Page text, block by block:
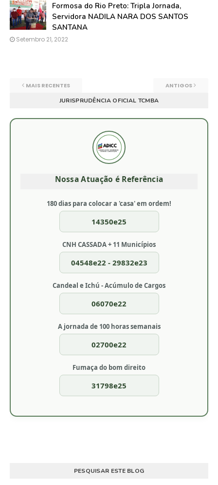
Formosa do Rio Preto: Tripla Jornada,
Servidora NADILA NARA DOS SANTOS
SANTANA
Setembro 21, 2022
MAIS RECENTES
ANTIGOS
JURISPRUDÊNCIA OFICIAL TCMBA
Nossa Atuação é Referência
180 dias para colocar a 'casa' em ordem!
14350e25
CNH CASSADA + 11 Municípios
04548e22 - 29832e23
Candeal e Ichú - Acúmulo de Cargos
06070e22
A jornada de 100 horas semanais
02700e22
Fumaça do bom direito
31798e25
PESQUISAR ESTE BLOG